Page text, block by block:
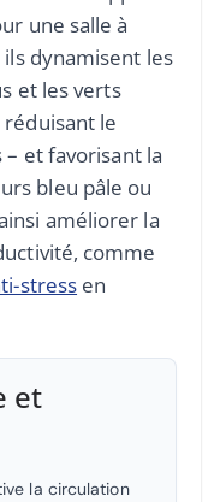
une salle à
dynamisent les
et les verts
le
– et favorisant la
bleu pâle ou
améliorer la
comme
stress en
et
la circulation